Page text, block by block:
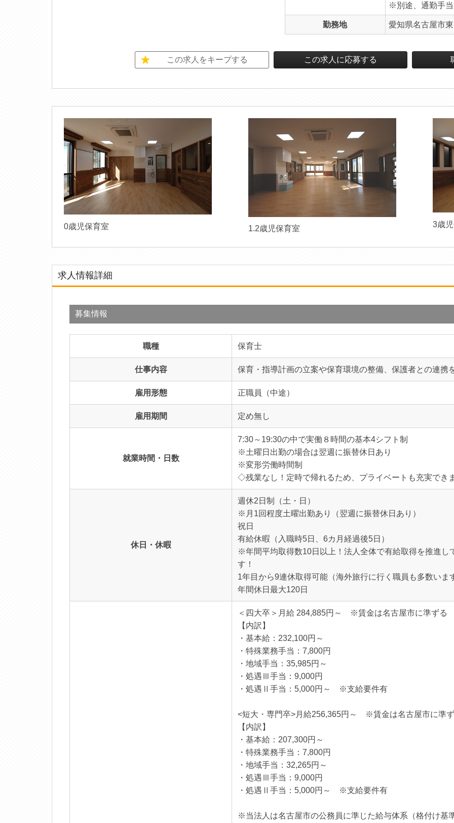
※別途、通勤手
勤務地 愛知県名古屋市
この求人をキープする この求人に応募する
0歳児保育室 1.2歳児保育室
3歳
求人情報詳細
募集情報
職種 保育士
仕事内容 保育・指導計画の立案や保育環境の整備、保護者との連携
雇用形態 正職員（中途）
雇用期間 定め無し
就業時間・日数
7:30～19:30の中で実働８時間の基本4シフト制
※土曜日出勤の場合は翌週に振替休日あり
※変形労働時間制
◇残業なし！定時で帰れるため、プライベートも充実でき
休日・休暇
週休2日制（土・日）
※月1回程度土曜出勤あり（翌週に振替休日あり）
祝日
有給休暇（入職時5日、6カ月経過後5日）
※年間平均取得数10日以上！法人全体で有給取得を推進し
す！
1年目から9連休取得可能（海外旅行に行く職員も多数いま
年間休日最大120日
＜四大卒＞月給 284,885円～ ※賃金は名
【内訳】
・基本給：232,100円～
・特殊業務手当：7,800円
・地域手当：35,985円～
・処遇Ⅲ手当：9,000円
・処遇Ⅱ手当：5,000円～ ※支給要件有
<短大・専門卒>月給256,365円～ ※賃金は名古屋市に準
【内訳】
・基本給：207,300円～
・特殊業務手当：7,800円
・地域手当：32,265円～
・処遇Ⅲ手当：9,000円
・処遇Ⅱ手当：5,000円～ ※支給要件有
※当法人は名古屋市の公務員に準じた給与体系（格付け基